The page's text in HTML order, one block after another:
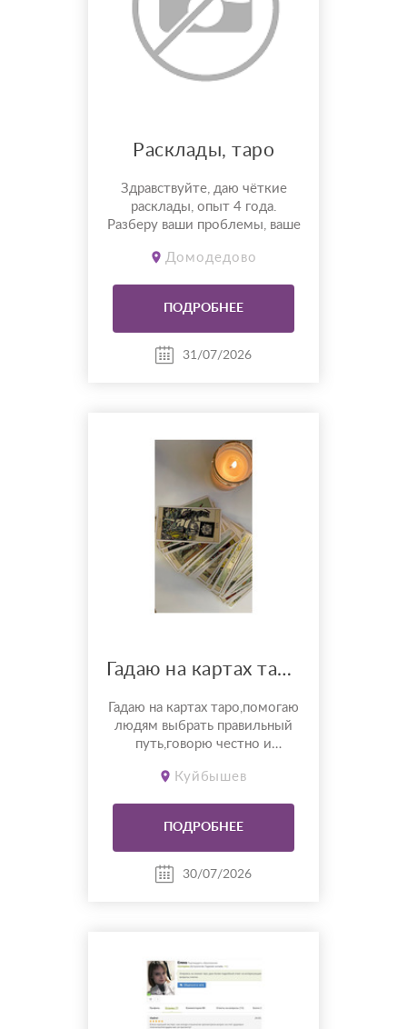
Расклады, таро
Здравствуйте, даю чёткие
расклады, опыт 4 года.
Разберу ваши проблемы, ваше
уже несколько лет. Всё чётко
Домодедово
ПОДРОБНЕЕ
31/07/2026
Гадаю на картах таро,помогаю решить проблемы без осуждений
Гадаю на картах таро,помогаю
людям выбрать правильный
путь,говорю честно и
подробно,никогда не
Куйбышев
ПОДРОБНЕЕ
30/07/2026